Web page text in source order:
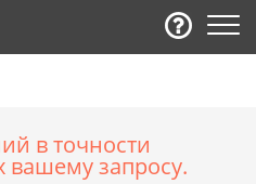
в точности
вашему запросу.